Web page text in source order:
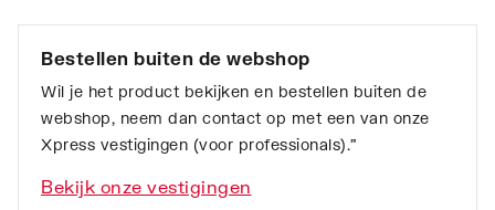
Bestellen buiten de webshop
Wil je het product bekijken en bestellen buiten de
webshop, neem dan contact op met een van onze
Xpress vestigingen (voor professionals).”
Bekijk onze vestigingen